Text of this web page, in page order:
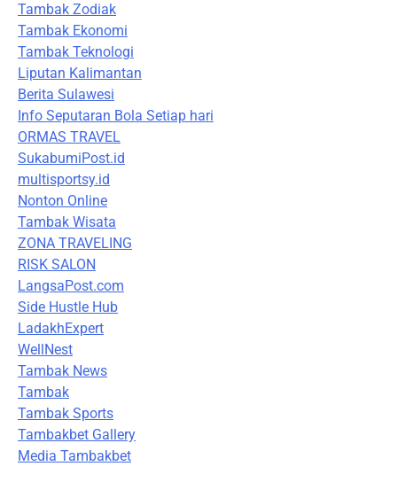
Tambak Zodiak
Tambak Ekonomi
Tambak Teknologi
Liputan Kalimantan
Berita Sulawesi
Info Seputaran Bola Setiap hari
ORMAS TRAVEL
SukabumiPost.id
multisportsy.id
Nonton Online
Tambak Wisata
ZONA TRAVELING
RISK SALON
LangsaPost.com
Side Hustle Hub
LadakhExpert
WellNest
Tambak News
Tambak
Tambak Sports
Tambakbet Gallery
Media Tambakbet